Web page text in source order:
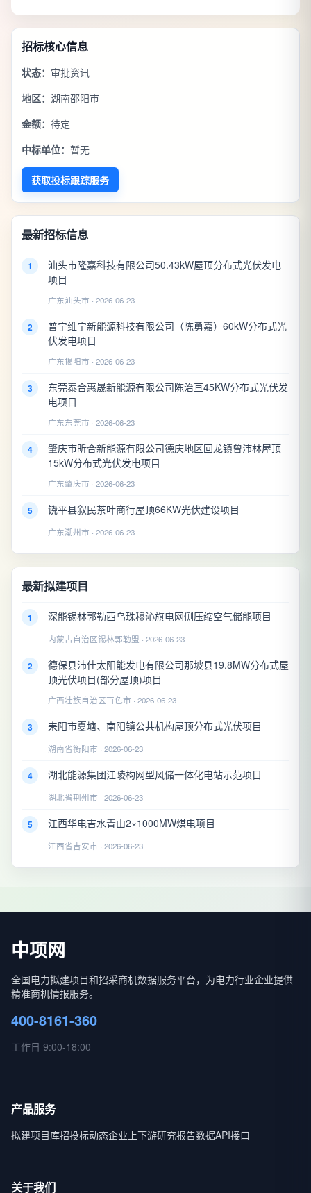
招标核心信息
状态： 审批资讯
地区： 湖南邵阳市
金额： 待定
中标单位： 暂无
获取投标跟踪服务
最新招标信息
1
汕头市隆嘉科技有限公司50.43kW屋顶分布式光伏发电
项目
广东汕头市 · 2026-06-23
2
普宁维宁新能源科技有限公司（陈勇嘉）60kW分布式光
伏发电项目
广东揭阳市 · 2026-06-23
3
东莞泰合惠晟新能源有限公司陈治亘45KW分布式光伏发
电项目
广东东莞市 · 2026-06-23
4
肇庆市昕合新能源有限公司德庆地区回龙镇曾沛林屋顶
15kW分布式光伏发电项目
广东肇庆市 · 2026-06-23
5 饶平县叙民茶叶商行屋顶66KW光伏建设项目
广东潮州市 · 2026-06-23
最新拟建项目
1 深能锡林郭勒西乌珠穆沁旗电网侧压缩空气储能项目
内蒙古自治区锡林郭勒盟 · 2026-06-23
2
德保县沛佳太阳能发电有限公司那坡县19.8MW分布式屋
顶光伏项目(部分屋顶)项目
广西壮族自治区百色市 · 2026-06-23
3 耒阳市夏塘、南阳镇公共机构屋顶分布式光伏项目
湖南省衡阳市 · 2026-06-23
4 湖北能源集团江陵构网型风储一体化电站示范项目
湖北省荆州市 · 2026-06-23
5 江西华电吉水青山2×1000MW煤电项目
江西省吉安市 · 2026-06-23
中项网
全国电力拟建项目和招采商机数据服务平台，为电力行业企业提供
精准商机情报服务。
400-8161-360
工作日 9:00-18:00
产品服务
拟建项目库招投标动态企业上下游研究报告数据API接口
关于我们